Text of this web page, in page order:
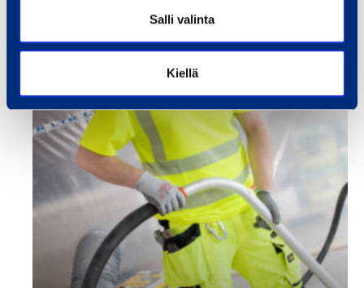
Salli valinta
Kiellä